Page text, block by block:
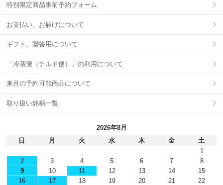
特別限定商品事前予約フォーム
お支払い、お届けについて
ギフト、贈答用について
「冷蔵便（チルド便）」の利用について
来月の予約可能商品について
取り扱い銘柄一覧
2026年8月
日
月 火 水 木 金
土
1
2
3 4 5 6 7
8
9
10 11 12 13 14
15
16
17 18 19 20 21
22